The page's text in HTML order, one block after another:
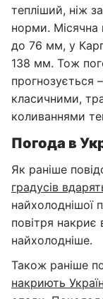
тепліший, ніж
норми. Місячна
до 76 мм, у
138 мм. Тож
прогнозується
класичними,
коливаннями
Погода в
Як раніше
градусів
найхолоднішої
повітря накриє
найхолодніше.
Також раніше
накриють